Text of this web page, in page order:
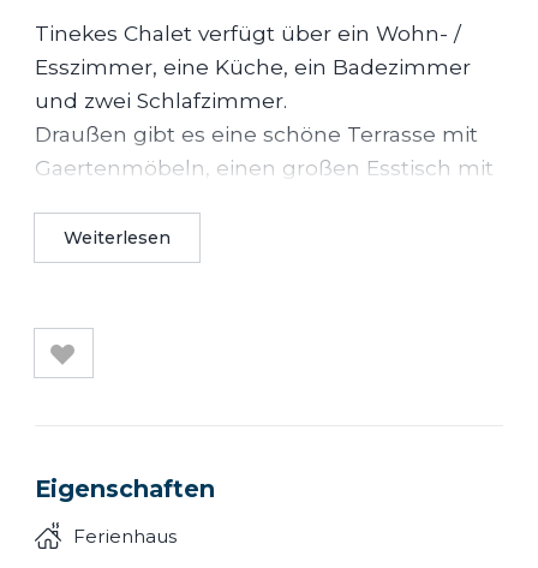
Tinekes Chalet verfügt über ein Wohn- /
Esszimmer, eine Küche, ein Badezimmer
und zwei Schlafzimmer.
Draußen gibt es eine schöne Terrasse mit
Gaertenmöbeln, einen großen Esstisch mit
Im Schuppen stehen Ihnen zwei Fahrräder
zur Verfügung.
Weiterlesen
Eigenschaften
Ferienhaus